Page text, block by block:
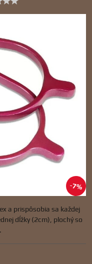
7%
a prispôsobia sa každej
dĺžky (2cm), plochý so